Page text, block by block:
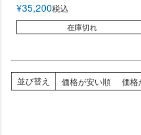
¥35,200税込
在庫切れ
並び替え 価格が安い順 価格